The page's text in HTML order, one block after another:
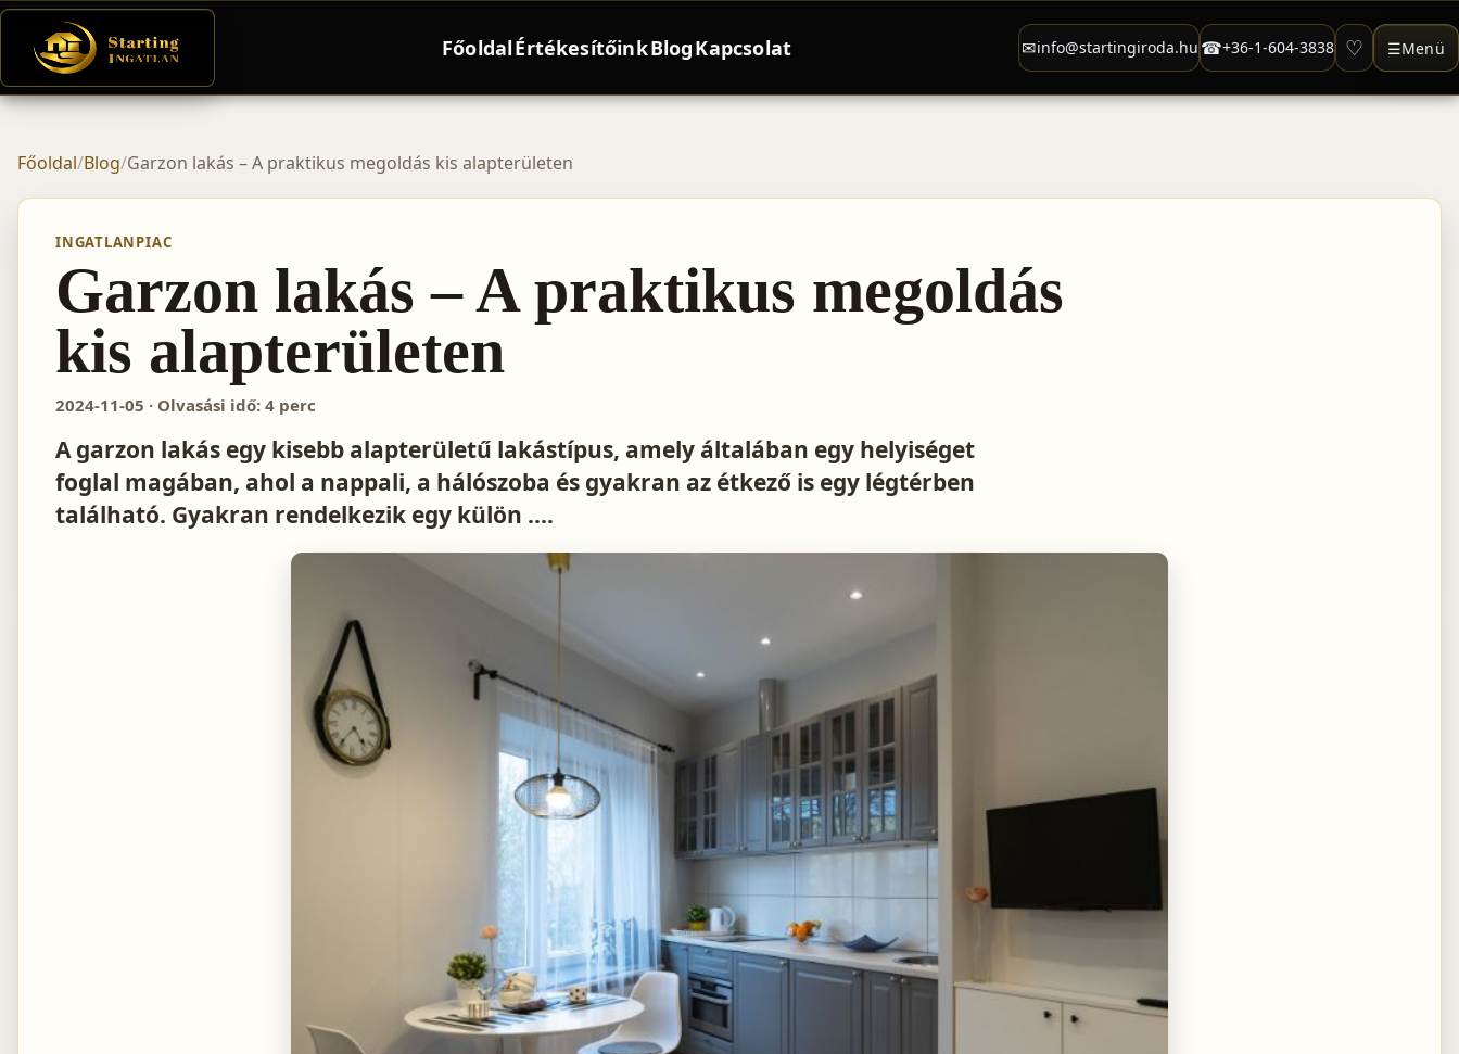
FőoldalÉrtékesítőinkBlogKapcsolat ✉info@startingiroda.hu ☎+36-1-604-3838 ♡ ☰Menü
Főoldal/Blog/Garzon lakás – A praktikus megoldás kis alapterületen
INGATLANPIAC
Garzon lakás – A praktikus megoldás
kis alapterületen
2024-11-05 · Olvasási idő: 4 perc
A garzon lakás egy kisebb alapterületű lakástípus, amely általában egy helyiséget
foglal magában, ahol a nappali, a hálószoba és gyakran az étkező is egy légtérben
található. Gyakran rendelkezik egy külön ....